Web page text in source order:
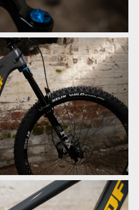
- počtvrté stejně a přesto jinak
- počtvrté stejně a přesto jinak
- počtvrté stejně a přesto jinak
- počtvrté stejně a přesto jinak
- počtvrté stejně a přesto jinak
- počtvrté stejně a přesto jinak
- počtvrté stejně a přesto jinak
- počtvrté stejně a přesto jinak
- počtvrté stejně a přesto jinak
- počtvrté stejně a přesto jinak